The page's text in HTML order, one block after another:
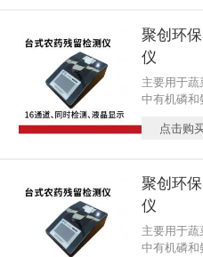
聚创环
仪
主要用于
中有机磷和
点击购
聚创环
仪
主要用于
中有机磷和